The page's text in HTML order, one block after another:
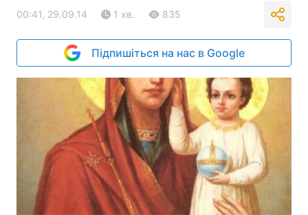
00:41, 29.09.14 1 хв. 835
Підпишіться на нас в Google